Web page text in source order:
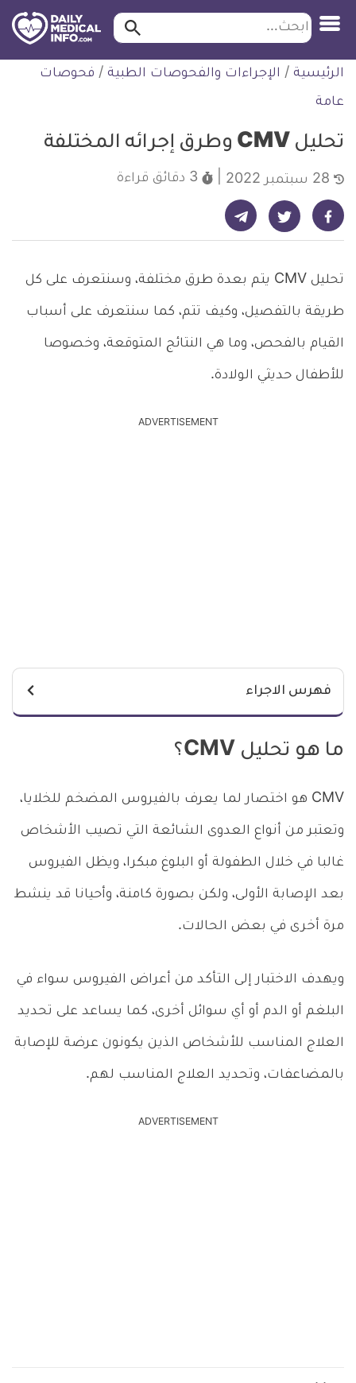
التخطي
للمحتوى
طبية
ابحث ابحث…
الرئيسية / الإجراءات والفحوصات الطبية / فحوصات
عامة
تحليل CMV وطرق إجرائه المختلفة
3 دقائق قراءة
شارك على فيسبوك - ديلي ميديكال انفو شارك على تويتر - ديلي ميديكال انفو شارك على تيليجرام - ديلي ميديكال انفو
تحليل CMV يتم بعدة طرق مختلفة، وسنتعرف على كل
طريقة بالتفصيل، وكيف تتم، كما سنتعرف على أسباب
القيام بالفحص، وما هي النتائج المتوقعة، وخصوصا
للأطفال حديثي الولادة.
ADVERTISEMENT
فهرس الاجراء
ما هو تحليل CMV؟
CMV هو اختصار لما يعرف بالفيروس المضخم للخلايا،
وتعتبر من أنواع العدوى الشائعة التي تصيب الأشخاص
غالبا في خلال الطفولة أو البلوغ مبكرا، ويظل الفيروس
بعد الإصابة الأولى، ولكن بصورة كامنة، وأحيانا قد ينشط
مرة أخرى في بعض الحالات.
ويهدف الاختبار إلى التأكد من أعراض الفيروس سواء في
البلغم أو الدم أو أي سوائل أخرى، كما يساعد على تحديد
العلاج المناسب للأشخاص الذين يكونون عرضة للإصابة
بالمضاعفات، وتحديد العلاج المناسب لهم.
ADVERTISEMENT